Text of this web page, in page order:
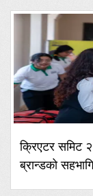
क्रिएटर समिट
ब्रान्डको